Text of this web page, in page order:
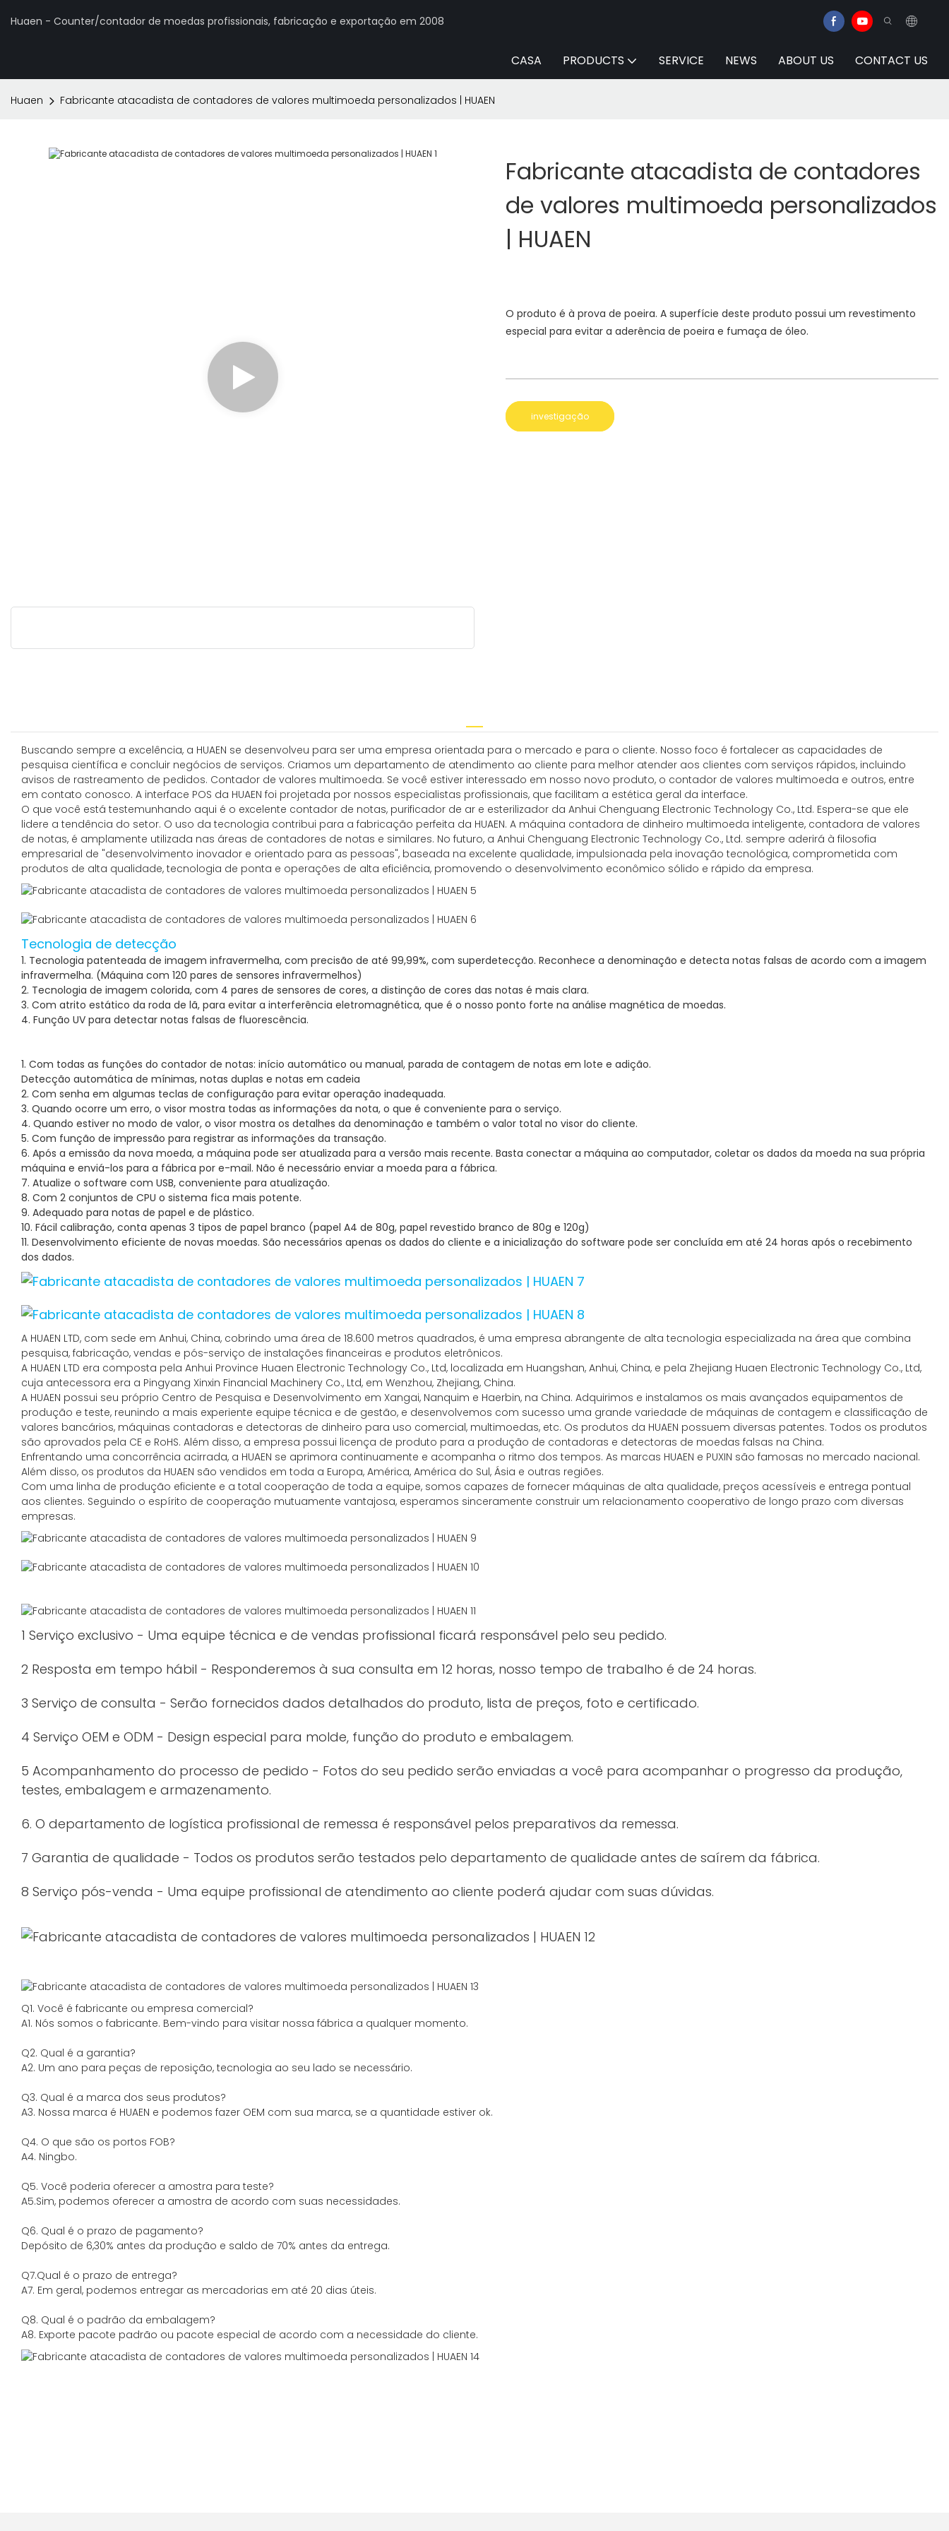
Huaen - Counter/contador de moedas profissionais, fabricação e exportação em 2008
CASA PRODUCTS SERVICE NEWS ABOUT US CONTACT US
Huaen Fabricante atacadista de contadores de valores multimoeda personalizados | HUAEN
Fabricante atacadista de contadores
de valores multimoeda personalizados
| HUAEN
O produto é à prova de poeira. A superfície deste produto possui um revestimento
especial para evitar a aderência de poeira e fumaça de óleo.
investigação
Buscando sempre a excelência, a HUAEN se desenvolveu para ser uma empresa orientada para o mercado e para o cliente. Nosso foco é fortalecer as capacidades de
pesquisa científica e concluir negócios de serviços. Criamos um departamento de atendimento ao cliente para melhor atender aos clientes com serviços rápidos, incluindo
avisos de rastreamento de pedidos. Contador de valores multimoeda. Se você estiver interessado em nosso novo produto, o contador de valores multimoeda e outros, entre
em contato conosco. A interface POS da HUAEN foi projetada por nossos especialistas profissionais, que facilitam a estética geral da interface.
O que você está testemunhando aqui é o excelente contador de notas, purificador de ar e esterilizador da Anhui Chenguang Electronic Technology Co., Ltd. Espera-se que ele
lidere a tendência do setor. O uso da tecnologia contribui para a fabricação perfeita da HUAEN. A máquina contadora de dinheiro multimoeda inteligente, contadora de valores
de notas, é amplamente utilizada nas áreas de contadores de notas e similares. No futuro, a Anhui Chenguang Electronic Technology Co., Ltd. sempre aderirá à filosofia
empresarial de "desenvolvimento inovador e orientado para as pessoas", baseada na excelente qualidade, impulsionada pela inovação tecnológica, comprometida com
produtos de alta qualidade, tecnologia de ponta e operações de alta eficiência, promovendo o desenvolvimento econômico sólido e rápido da empresa.
Tecnologia de detecção
1. Tecnologia patenteada de imagem infravermelha, com precisão de até 99,99%, com superdetecção. Reconhece a denominação e detecta notas falsas de acordo com a imagem
infravermelha. (Máquina com 120 pares de sensores infravermelhos)
2. Tecnologia de imagem colorida, com 4 pares de sensores de cores, a distinção de cores das notas é mais clara.
3. Com atrito estático da roda de lã, para evitar a interferência eletromagnética, que é o nosso ponto forte na análise magnética de moedas.
4. Função UV para detectar notas falsas de fluorescência.
1. Com todas as funções do contador de notas: início automático ou manual, parada de contagem de notas em lote e adição.
Detecção automática de mínimas, notas duplas e notas em cadeia
2. Com senha em algumas teclas de configuração para evitar operação inadequada.
3. Quando ocorre um erro, o visor mostra todas as informações da nota, o que é conveniente para o serviço.
4. Quando estiver no modo de valor, o visor mostra os detalhes da denominação e também o valor total no visor do cliente.
5. Com função de impressão para registrar as informações da transação.
6. Após a emissão da nova moeda, a máquina pode ser atualizada para a versão mais recente. Basta conectar a máquina ao computador, coletar os dados da moeda na sua própria
máquina e enviá-los para a fábrica por e-mail. Não é necessário enviar a moeda para a fábrica.
7. Atualize o software com USB, conveniente para atualização.
8. Com 2 conjuntos de CPU o sistema fica mais potente.
9. Adequado para notas de papel e de plástico.
10. Fácil calibração, conta apenas 3 tipos de papel branco (papel A4 de 80g, papel revestido branco de 80g e 120g)
11. Desenvolvimento eficiente de novas moedas. São necessários apenas os dados do cliente e a inicialização do software pode ser concluída em até 24 horas após o recebimento
dos dados.
A HUAEN LTD, com sede em Anhui, China, cobrindo uma área de 18.600 metros quadrados, é uma empresa abrangente de alta tecnologia especializada na área que combina
pesquisa, fabricação, vendas e pós-serviço de instalações financeiras e produtos eletrônicos.
A HUAEN LTD era composta pela Anhui Province Huaen Electronic Technology Co., Ltd, localizada em Huangshan, Anhui, China, e pela Zhejiang Huaen Electronic Technology Co., Ltd,
cuja antecessora era a Pingyang Xinxin Financial Machinery Co., Ltd, em Wenzhou, Zhejiang, China.
A HUAEN possui seu próprio Centro de Pesquisa e Desenvolvimento em Xangai, Nanquim e Haerbin, na China. Adquirimos e instalamos os mais avançados equipamentos de
produção e teste, reunindo a mais experiente equipe técnica e de gestão, e desenvolvemos com sucesso uma grande variedade de máquinas de contagem e classificação de
valores bancários, máquinas contadoras e detectoras de dinheiro para uso comercial, multimoedas, etc. Os produtos da HUAEN possuem diversas patentes. Todos os produtos
são aprovados pela CE e RoHS. Além disso, a empresa possui licença de produto para a produção de contadoras e detectoras de moedas falsas na China.
Enfrentando uma concorrência acirrada, a HUAEN se aprimora continuamente e acompanha o ritmo dos tempos. As marcas HUAEN e PUXIN são famosas no mercado nacional.
Além disso, os produtos da HUAEN são vendidos em toda a Europa, América, América do Sul, Ásia e outras regiões.
Com uma linha de produção eficiente e a total cooperação de toda a equipe, somos capazes de fornecer máquinas de alta qualidade, preços acessíveis e entrega pontual
aos clientes. Seguindo o espírito de cooperação mutuamente vantajosa, esperamos sinceramente construir um relacionamento cooperativo de longo prazo com diversas
empresas.
1 Serviço exclusivo - Uma equipe técnica e de vendas profissional ficará responsável pelo seu pedido.
2 Resposta em tempo hábil - Responderemos à sua consulta em 12 horas, nosso tempo de trabalho é de 24 horas.
3 Serviço de consulta - Serão fornecidos dados detalhados do produto, lista de preços, foto e certificado.
4 Serviço OEM e ODM - Design especial para molde, função do produto e embalagem.
5 Acompanhamento do processo de pedido - Fotos do seu pedido serão enviadas a você para acompanhar o progresso da produção,
testes, embalagem e armazenamento.
6. O departamento de logística profissional de remessa é responsável pelos preparativos da remessa.
7 Garantia de qualidade - Todos os produtos serão testados pelo departamento de qualidade antes de saírem da fábrica.
8 Serviço pós-venda - Uma equipe profissional de atendimento ao cliente poderá ajudar com suas dúvidas.
Q1. Você é fabricante ou empresa comercial?
A1. Nós somos o fabricante. Bem-vindo para visitar nossa fábrica a qualquer momento.
Q2. Qual é a garantia?
A2. Um ano para peças de reposição, tecnologia ao seu lado se necessário.
Q3. Qual é a marca dos seus produtos?
A3. Nossa marca é HUAEN e podemos fazer OEM com sua marca, se a quantidade estiver ok.
Q4. O que são os portos FOB?
A4. Ningbo.
Q5. Você poderia oferecer a amostra para teste?
A5.Sim, podemos oferecer a amostra de acordo com suas necessidades.
Q6. Qual é o prazo de pagamento?
Depósito de 6,30% antes da produção e saldo de 70% antes da entrega.
Q7.Qual é o prazo de entrega?
A7. Em geral, podemos entregar as mercadorias em até 20 dias úteis.
Q8. Qual é o padrão da embalagem?
A8. Exporte pacote padrão ou pacote especial de acordo com a necessidade do cliente.